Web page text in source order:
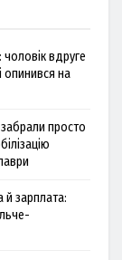
вдруге
на
просто
й зарплата: